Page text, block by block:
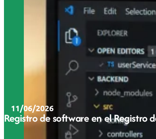
11/06/2026
Registro de software en el Registro